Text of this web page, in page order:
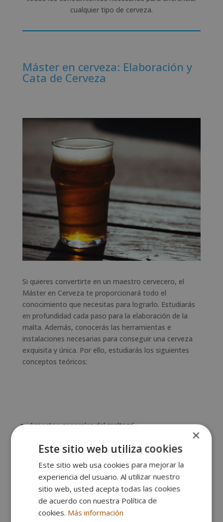
cualquier tipo de cerveza.
Máster en cerveza: Elaboración y
Cata de Cerveza
Si quieres convertirte en un maestro cervecero, el
Máster en Cerveza te proporcionará todo el
conocimiento que necesitas para lograrlo. Estudiarás
en profundidad cada paso para la elaboración de la
malta. Además, conocerás las herramientas e
instalaciones necesarias para conseguir una cerveza
exquisita y única. Por ello, estudiarás los siguientes
conceptos teóricos:
Aspectos generales del malteado
Proceso de selección y germinación
Almacenamiento de la cebada
Equipos y protocolo de limpieza
Elaboración del mosto y proceso de maceración
Fermentación, maduración y acabado de la cerveza
×
Este sitio web utiliza cookies
Este sitio web usa cookies para mejorar la
experiencia del usuario. Al utilizar nuestro
sitio web, usted acepta todas las cookies
de acuerdo con nuestra Política de
cookies. Más información